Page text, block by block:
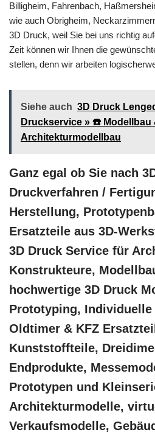
Billigheim, Fahrenbach,
wie auch Obrigheim,
3D Druck, weil Sie bei uns richtig
Zeit können wir Ihnen die
stellen, denn wir arbeiten
Siehe auch 3D Druck
Druckservice » ☎️ Modellbau
Architekturmodellbau
Ganz egal ob Sie nach
Druckverfahren /
Herstellung,
Ersatzteile aus 3D-
3D Druck Service für
Konstrukteure,
hochwertige 3D Druck
Prototyping, Individuelle
Oldtimer & KFZ
Kunststoffteile,
Endprodukte,
Prototypen und
Architekturmodelle,
Verkaufsmodelle,